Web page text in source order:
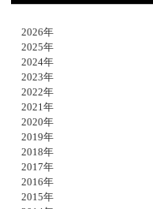
2026年
2025年
2024年
2023年
2022年
2021年
2020年
2019年
2018年
2017年
2016年
2015年